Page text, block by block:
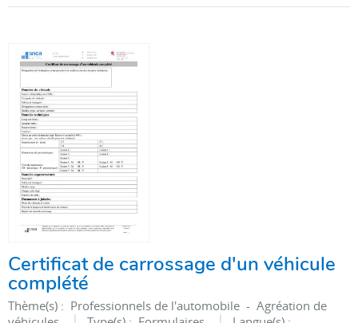
Certificat de carrossage d'un véhicule
complété
Thème(s) : Professionnels de l'automobile - Agréation de